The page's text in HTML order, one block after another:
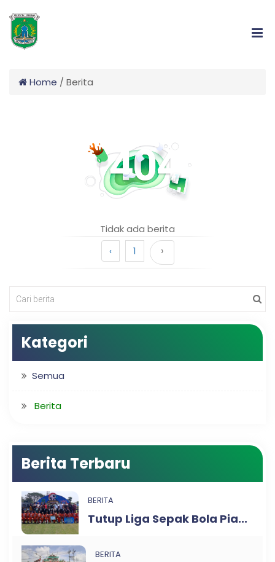
Home / Berita
Tidak ada berita
‹
1 ›
Kategori
Semua
Berita
Berita Terbaru
BERITA
Tutup Liga Sepak Bola Pia...
BERITA